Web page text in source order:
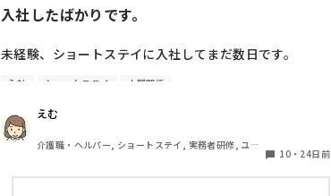
入社したばかりです。
未経験、ショートステイに入社してまだ数日です。
いつか、どちらもうまく行くようになるのでしょう
か…。
出来上がっているコミュニティに入ることになるので転
校生みたいな気分です。
入社 ショートステイ 人間関係
えむ
介護職・ヘルパー, ショートステイ, 実務者研修, ユニ
10・ 24日前